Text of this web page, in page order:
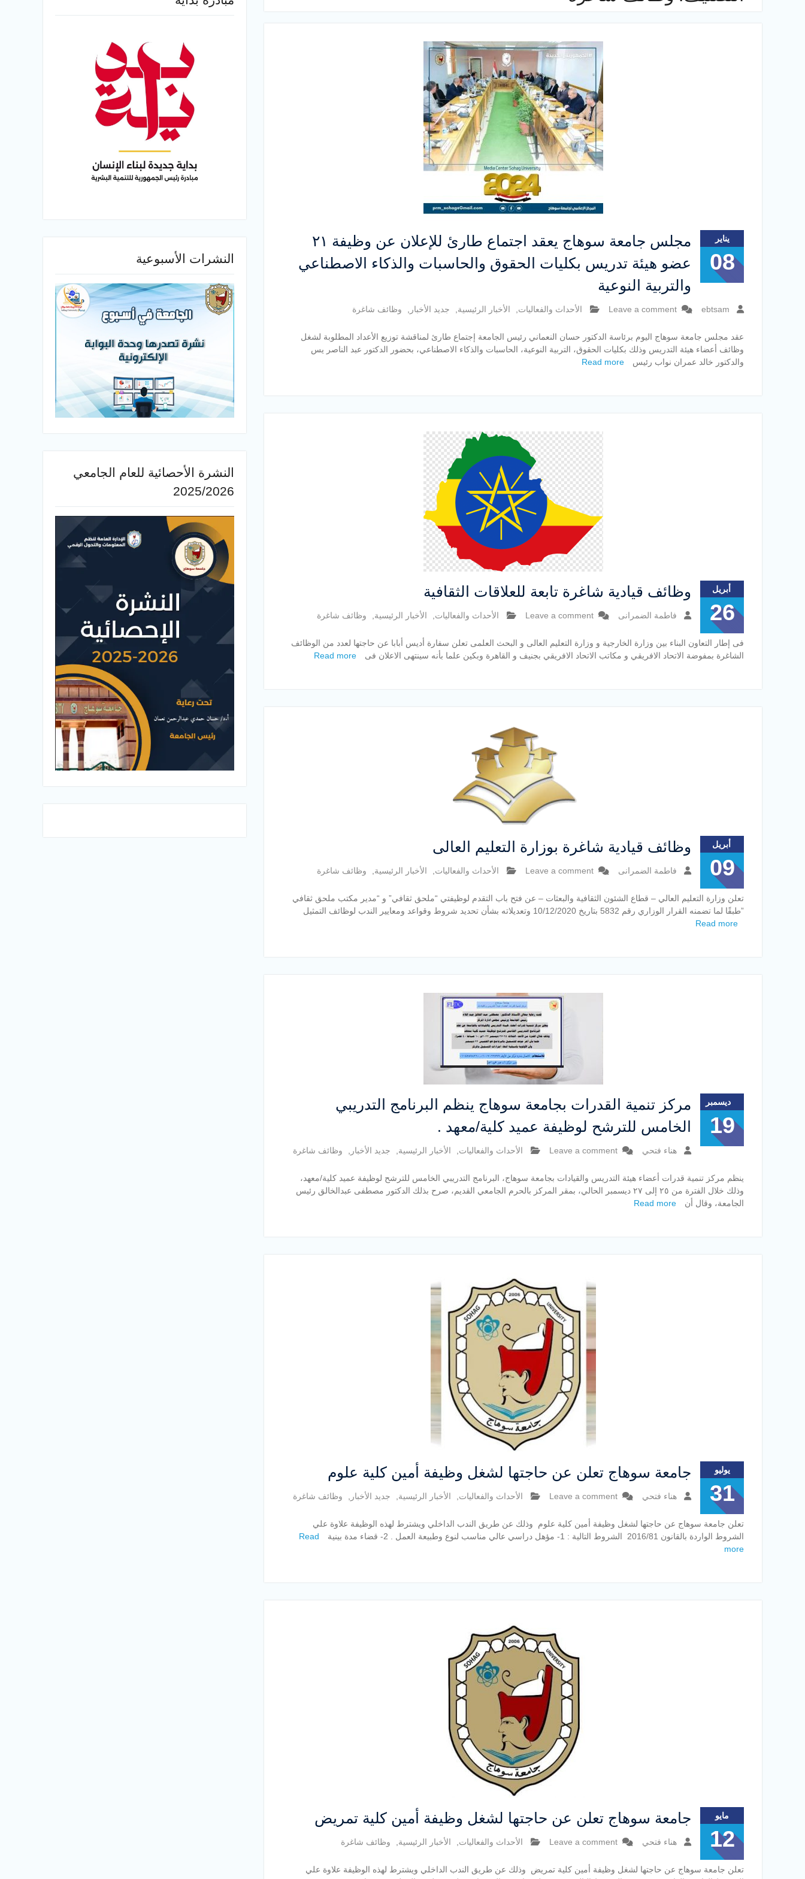
يناير
08
مجلس جامعة سوهاج يعقد اجتماع طارئ للإعلان عن وظيفة ٢١
عضو هيئة تدريس بكليات الحقوق والحاسبات والذكاء الاصطناعي
والتربية النوعية
ebtsam
Leave a comment الأحداث والفعاليات الأخبار الرئيسية جديد الأخبار وظائف شاغرة
عقد مجلس جامعة سوهاج اليوم برئاسة الدكتور حسان النعماني رئيس الجامعة إجتماع طارئ لمناقشة توزيع الأعداد المطلوبة لشغل
وظائف أعضاء هيئة التدريس وذلك بكليات الحقوق، التربية النوعية، الحاسبات والذكاء الاصطناعي، بحضور الدكتور عبد الناصر يس
والدكتور خالد عمران نواب رئيس
Read more
أبريل
26
وظائف قيادية شاغرة تابعة للعلاقات الثقافية
فاطمة الضمرانى Leave a comment الأحداث والفعاليات الأخبار الرئيسية وظائف شاغرة
فى إطار التعاون البناء بين وزارة الخارجية و وزارة التعليم العالى و البحث العلمى تعلن سفارة أديس أبابا عن حاجتها لعدد من الوظائف
الشاغرة بمفوضة الاتحاد الافريقي و مكاتب الاتحاد الافريقي بجنيف و القاهرة وبكين علما بأنه سينتهى الاعلان فى
Read more
أبريل
09
وظائف قيادية شاغرة بوزارة التعليم العالى
فاطمة الضمرانى Leave a comment الأحداث والفعاليات الأخبار الرئيسية وظائف شاغرة
تعلن وزارة التعليم العالي – قطاع الشئون الثقافية والبعثات – عن فتح باب التقدم لوظيفتي “ملحق ثقافي” و “مدير مكتب ملحق ثقافي
”طبقًا لما تضمنه القرار الوزاري رقم 5832 بتاريخ 10/12/2020 وتعديلاته بشأن تحديد شروط وقواعد ومعايير الندب لوظائف التمثيل
Read more
ديسمبر
19
مركز تنمية القدرات بجامعة سوهاج ينظم البرنامج التدريبي
الخامس للترشح لوظيفة عميد كلية/معهد .
هناء فتحي Leave a comment الأحداث والفعاليات الأخبار الرئيسية جديد الأخبار وظائف شاغرة
ينظم مركز تنمية قدرات أعضاء هيئة التدريس والقيادات بجامعة سوهاج، البرنامج التدريبي الخامس للترشح لوظيفة عميد كلية/معهد،
وذلك خلال الفترة من ٢٥ إلى ٢٧ ديسمبر الحالي، بمقر المركز بالحرم الجامعي القديم، صرح بذلك الدكتور مصطفى عبدالخالق رئيس
الجامعة، وقال أن
Read more
يوليو
31
جامعة سوهاج تعلن عن حاجتها لشغل وظيفة أمين كلية علوم
هناء فتحي Leave a comment الأحداث والفعاليات الأخبار الرئيسية جديد الأخبار وظائف شاغرة
تعلن جامعة سوهاج عن حاجتها لشغل وظيفة أمين كلية علوم وذلك عن طريق الندب الداخلي ويشترط لهذه الوظيفة علاوة علي
الشروط الواردة بالقانون 2016/81 الشروط التالية : 1- مؤهل دراسي عالي مناسب لنوع وطبيعة العمل . 2- قضاء مدة بينية
Read
more
مايو
12
جامعة سوهاج تعلن عن حاجتها لشغل وظيفة أمين كلية تمريض
هناء فتحي Leave a comment الأحداث والفعاليات الأخبار الرئيسية وظائف شاغرة
تعلن جامعة سوهاج عن حاجتها لشغل وظيفة أمين كلية تمريض وذلك عن طريق الندب الداخلي ويشترط لهذه الوظيفة علاوة علي
النشرات الأسبوعية
النشرة الأحصائية للعام الجامعي
2025/2026